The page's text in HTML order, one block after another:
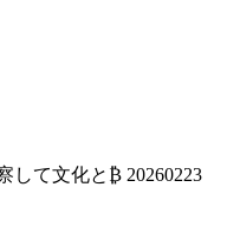
て文化と₿ 20260223